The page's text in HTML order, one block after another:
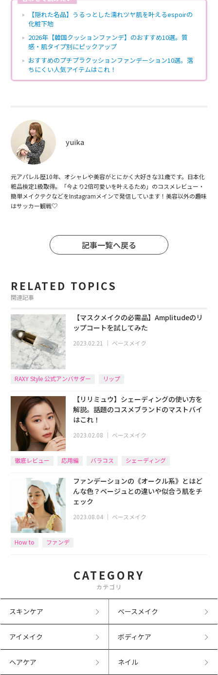
【隠れた名品】うるっとした濡れツヤ肌を叶えるespoirの
化粧下地
2026年【韓国クッションファンデ】のおすすめ10選。質
感・肌タイプ別にピックアップ
おすすめのプチプラクッションファンデーション10選。落
ちにくい人気アイテムはこれ！
yuika
元アパレル歴10年、オシャレや美容がとにかく大好きな31歳です。日本化
粧品検定1級取得。「今より2倍可愛いを叶えるため」のコスメレビュー・
簡単メイクテクなどをInstagramメインで発信しています！美容以外の趣味
はサッカー観戦♡
記事一覧へ戻る
RELATED TOPICS
関連記事
【マスクメイクの必需品】Amplitudeのリ
ップコートを試してみた
2023.02.21 ｜ ベースメイク
RAXY Style 公式アンバサダー リップ
【リリミュウ】シェーディングの使い方を
解説。話題のコスメブランドのマストバイ
はこれ！
2023.02.08 ｜ ベースメイク
徹底レビュー 応用編 バラコス シェーディング
ファンデーションの《オークル系》とはど
んな色？ベージュとの違いや似合う肌をチ
ェック
2023.08.04 ｜ ベースメイク
How to ファンデ
CATEGORY
カテゴリ
スキンケア ベースメイク
アイメイク ボディケア
ヘアケア ネイル